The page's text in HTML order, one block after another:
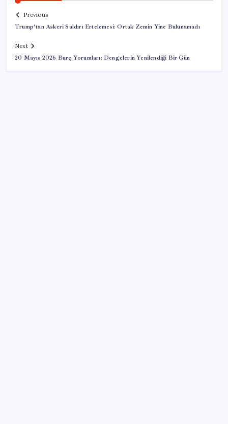
Previous
Trump’tan Askeri Saldırı Ertelemesi: Ortak Zemin Yine Bulunamadı
Next
20 Mayıs 2026 Burç Yorumları: Dengelerin Yenilendiği Bir Gün